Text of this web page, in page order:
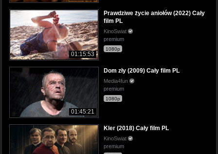
01:15:53
Prawdziwe życie aniołów (2022) Cały
film PL
KinoSwiat
premium
1080p
01:45:21
Dom zły (2009) Cały film PL
Media4fun
premium
1080p
Kler (2018) Cały film PL
KinoSwiat
premium